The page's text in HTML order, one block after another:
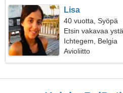
Lisa
40 vuotta, Syöpä
Etsin vakavaa
Ichtegem, Belgia
Avioliitto